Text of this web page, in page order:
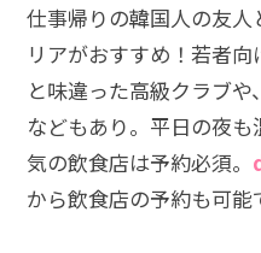
仕事帰りの韓国人の友
リアがおすすめ！若者
と味違った高級クラブ
などもあり。平日の夜
気の飲食店は予約必須。
から飲食店の予約も可能